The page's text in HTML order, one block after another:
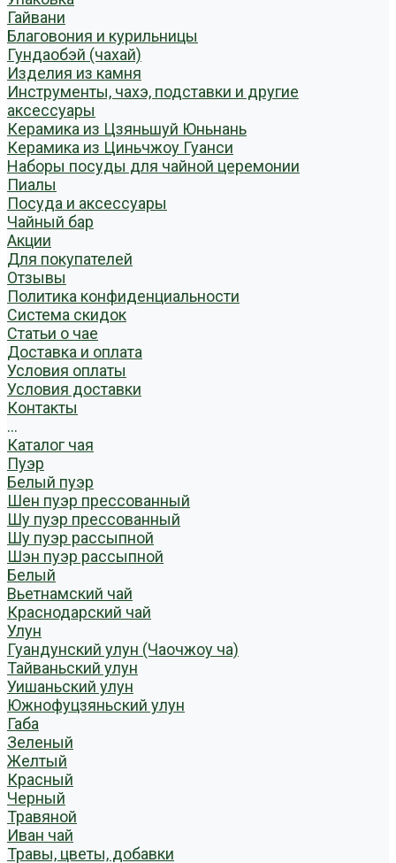
Гайвани
Благовония и курильницы
Гундаобэй (чахай)
Изделия из камня
Инструменты, чахэ, подставки и другие
аксессуары
Керамика из Цзяньшуй Юньнань
Керамика из Циньчжоу Гуанси
Наборы посуды для чайной церемонии
Пиалы
Посуда и аксессуары
Чайный бар
Акции
Для покупателей
Отзывы
Политика конфиденциальности
Система скидок
Статьи о чае
Доставка и оплата
Условия оплаты
Условия доставки
Контакты
...
Каталог чая
Пуэр
Белый пуэр
Шен пуэр прессованный
Шу пуэр прессованный
Шу пуэр рассыпной
Шэн пуэр рассыпной
Белый
Вьетнамский чай
Краснодарский чай
Улун
Гуандунский улун (Чаочжоу ча)
Тайваньский улун
Уишаньский улун
Южнофуцзяньский улун
Габа
Зеленый
Желтый
Красный
Черный
Травяной
Иван чай
Травы, цветы, добавки